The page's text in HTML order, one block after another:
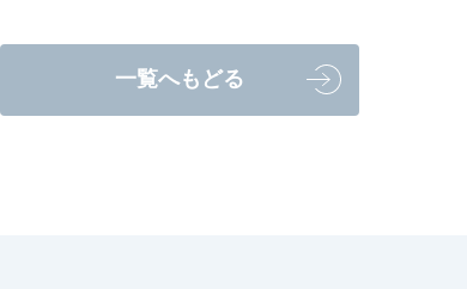
一覧へもどる